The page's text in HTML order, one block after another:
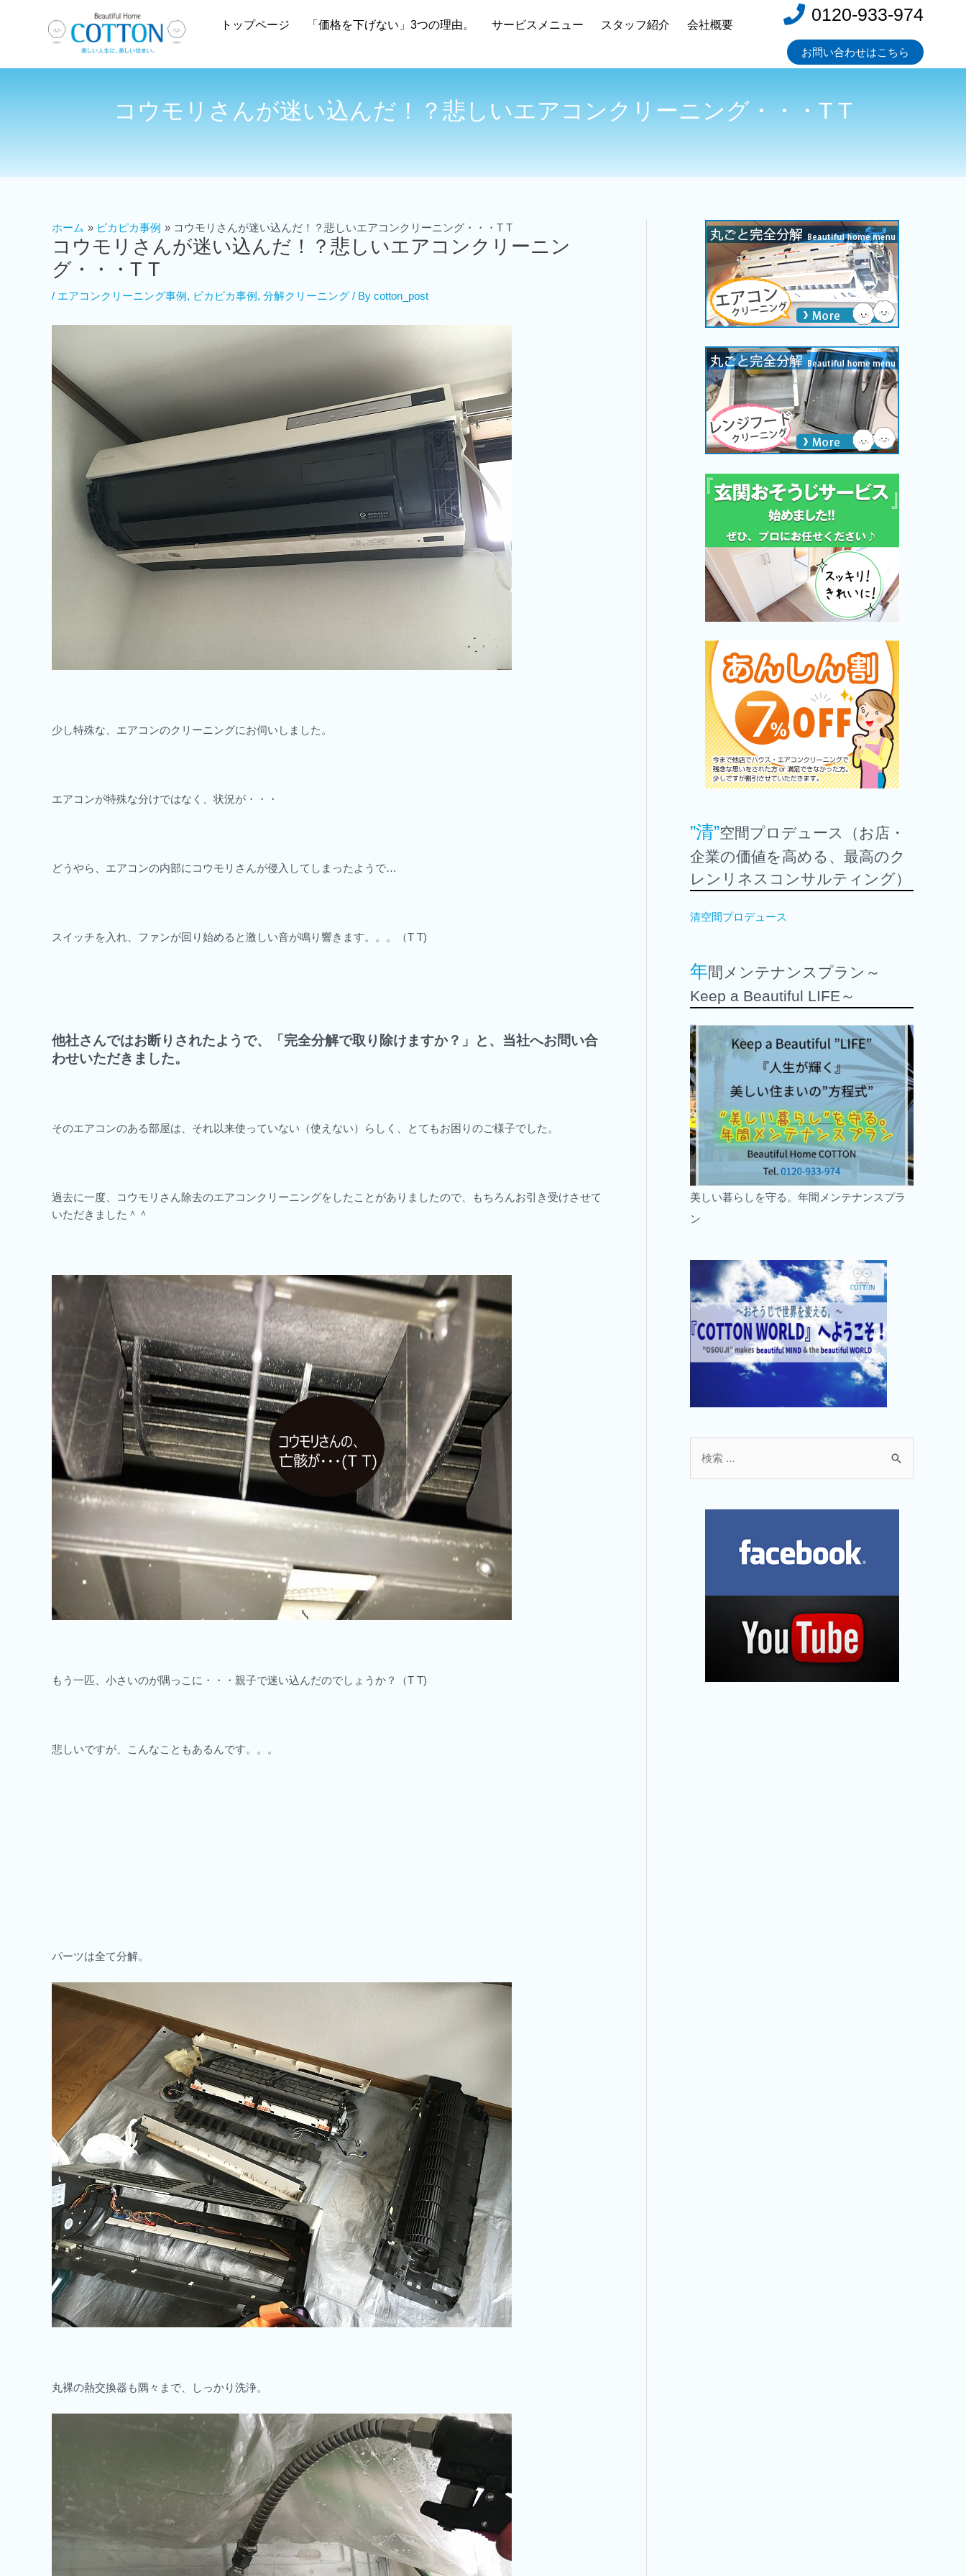
トップページ 「価格を下げない」3つの理由。 サービスメニュー スタッフ紹介 会社概要
0120-933-974
お問い合わせはこちら
コウモリさんが迷い込んだ！？悲しいエアコンクリーニング・・・T T
ホーム ピカピカ事例 コウモリさんが迷い込んだ！？悲しいエアコンクリーニング・・・T T
コウモリさんが迷い込んだ！？悲しいエアコンクリーニン
グ・・・T T
/ エアコンクリーニング事例, ピカピカ事例, 分解クリーニング / By cotton_post
少し特殊な、エアコンのクリーニングにお伺いしました。
エアコンが特殊な分けではなく、状況が・・・
どうやら、エアコンの内部にコウモリさんが侵入してしまったようで…
スイッチを入れ、ファンが回り始めると激しい音が鳴り響きます。。。（T T)
他社さんではお断りされたようで、「完全分解で取り除けますか？」と、当社へお問い合
わせいただきました。
そのエアコンのある部屋は、それ以来使っていない（使えない）らしく、とてもお困りのご様子でした。
過去に一度、コウモリさん除去のエアコンクリーニングをしたことがありましたので、もちろんお引き受けさせて
いただきました＾＾
もう一匹、小さいのが隅っこに・・・親子で迷い込んだのでしょうか？（T T)
悲しいですが、こんなこともあるんです。。。
パーツは全て分解。
丸裸の熱交換器も隅々まで、しっかり洗浄。
”清”空間プロデュース（お店・
企業の価値を高める、最高のク
レンリネスコンサルティング）
清空間プロデュース
年間メンテナンスプラン～
Keep a Beautiful LIFE～
美しい暮らしを守る。年間メンテナンスプラ
ン